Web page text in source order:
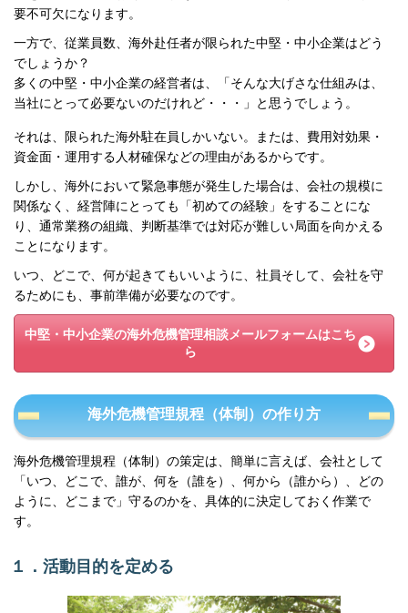
要不可欠になります。
一方で、従業員数、海外赴任者が限られた中堅・中小企業はどう
でしょうか？
多くの中堅・中小企業の経営者は、「そんな大げさな仕組みは、
当社にとって必要ないのだけれど・・・」と思うでしょう。
それは、限られた海外駐在員しかいない。または、費用対効果・
資金面・運用する人材確保などの理由があるからです。
しかし、海外において緊急事態が発生した場合は、会社の規模に
関係なく、経営陣にとっても「初めての経験」をすることにな
り、通常業務の組織、判断基準では対応が難しい局面を向かえる
ことになります。
いつ、どこで、何が起きてもいいように、社員そして、会社を守
るためにも、事前準備が必要なのです。
中堅・中小企業の海外危機管理相談メールフォームはこち
ら
海外危機管理規程（体制）の作り方
海外危機管理規程（体制）の策定は、簡単に言えば、会社として
「いつ、どこで、誰が、何を（誰を）、何から（誰から）、どの
ように、どこまで」守るのかを、具体的に決定しておく作業で
す。
１．活動目的を定める